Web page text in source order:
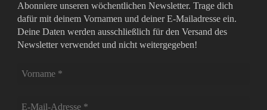
Abonniere unseren wöchentlichen Newsletter. Trage dich
dafür mit deinem Vornamen und deiner E-Mailadresse ein.
Deine Daten werden ausschließlich für den Versand des
Newsletter verwendet und nicht weitergegeben!